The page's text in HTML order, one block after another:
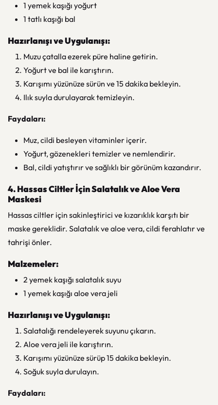
1 yemek kaşığı yoğurt
1 tatlı kaşığı bal
Hazırlanışı ve Uygulanışı:
Muzu çatalla ezerek püre haline getirin.
Yoğurt ve bal ile karıştırın.
Karışımı yüzünüze sürün ve 15 dakika bekleyin.
Ilık suyla durulayarak temizleyin.
Faydaları:
Muz, cildi besleyen vitaminler içerir.
Yoğurt, gözenekleri temizler ve nemlendirir.
Bal, cildi yatıştırır ve sağlıklı bir görünüm kazandırır.
4. Hassas Ciltler İçin Salatalık ve Aloe Vera
Maskesi
Hassas ciltler için sakinleştirici ve kızarıklık karşıtı bir
maske gereklidir. Salatalık ve aloe vera, cildi ferahlatır ve
tahrişi önler.
Malzemeler:
2 yemek kaşığı salatalık suyu
1 yemek kaşığı aloe vera jeli
Hazırlanışı ve Uygulanışı:
Salatalığı rendeleyerek suyunu çıkarın.
Aloe vera jeli ile karıştırın.
Karışımı yüzünüze sürüp 15 dakika bekleyin.
Soğuk suyla durulayın.
Faydaları: